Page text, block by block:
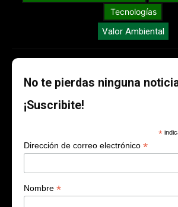
Tecnologías
Valor Ambiental
No te pierdas ninguna
¡Suscribite!
*
Dirección de correo electrónico *
Nombre *